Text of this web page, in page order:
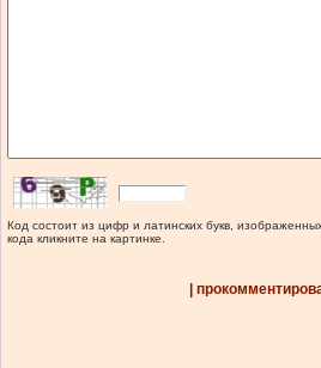
Код состоит из цифр и латинских букв,
кода кликните на картинке.
|